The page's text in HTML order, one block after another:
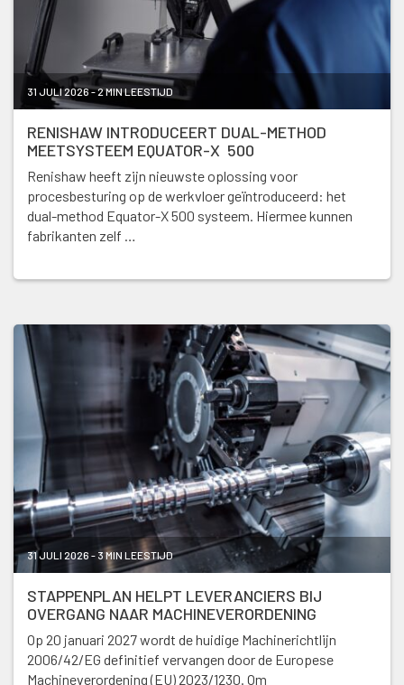
31 JULI 2026 - 2 MIN LEESTIJD
RENISHAW INTRODUCEERT DUAL-METHOD
MEETSYSTEEM EQUATOR-X 500
Renishaw heeft zijn nieuwste oplossing voor
procesbesturing op de werkvloer geïntroduceerd: het
dual-method Equator-X 500 systeem. Hiermee kunnen
fabrikanten zelf …
31 JULI 2026 - 3 MIN LEESTIJD
STAPPENPLAN HELPT LEVERANCIERS BIJ
OVERGANG NAAR MACHINEVERORDENING
Op 20 januari 2027 wordt de huidige Machinerichtlijn
2006/42/EG definitief vervangen door de Europese
Machineverordening (EU) 2023/1230. Om